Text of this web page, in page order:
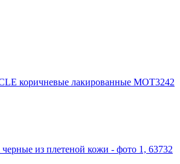
коричневые лакированные MOT3242